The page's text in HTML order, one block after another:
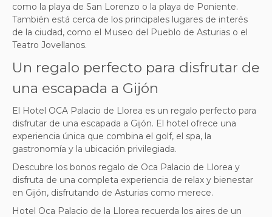
como la playa de San Lorenzo o la playa de Poniente.
También está cerca de los principales lugares de interés
de la ciudad, como el Museo del Pueblo de Asturias o el
Teatro Jovellanos.
Un regalo perfecto para disfrutar de
una escapada a Gijón
El Hotel OCA Palacio de Llorea es un regalo perfecto para
disfrutar de una escapada a Gijón. El hotel ofrece una
experiencia única que combina el golf, el spa, la
gastronomía y la ubicación privilegiada.
Descubre los bonos regalo de Oca Palacio de Llorea y
disfruta de una completa experiencia de relax y bienestar
en Gijón, disfrutando de Asturias como merece.
Hotel Oca Palacio de la Llorea recuerda los aires de un